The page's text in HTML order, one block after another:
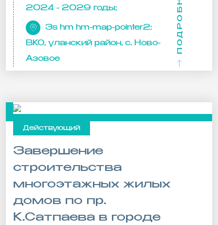
2024 - 2029 годы;
3s hm hm-map-pointer2:
ВКО, уланский район, с. Ново-
Азовое
ПОДРОБНЕЕ
Действующий
Завершение
строительства
многоэтажных жилых
домов по пр.
К.Сатпаева в городе